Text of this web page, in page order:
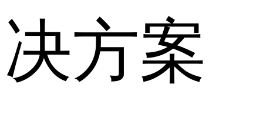
决方案